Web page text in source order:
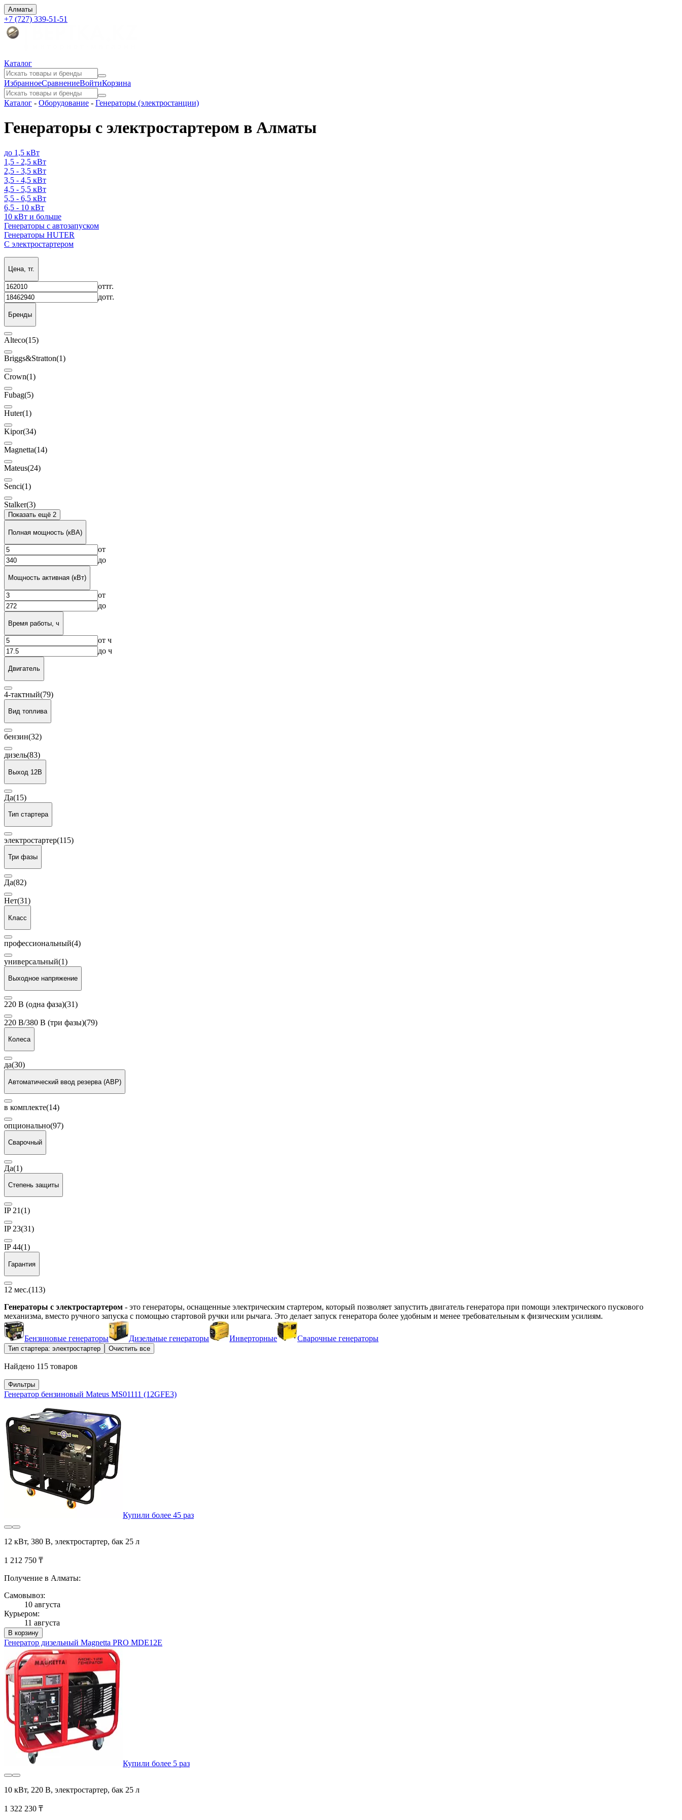
Алматы
+7 (727) 339-51-51
Каталог
ИзбранноеСравнениеВойтиКорзина
Каталог - Оборудование - Генераторы (электростанции)
Генераторы с электростартером в Алматы
до 1,5 кВт
1,5 - 2,5 кВт
2,5 - 3,5 кВт
3,5 - 4,5 кВт
4,5 - 5,5 кВт
5,5 - 6,5 кВт
6,5 - 10 кВт
10 кВт и больше
Генераторы с автозапуском
Генераторы HUTER
С электростартером
Цена, тг.
оттг.
дотг.
Бренды
Alteco(15)
Briggs&Stratton(1)
Crown(1)
Fubag(5)
Huter(1)
Kipor(34)
Magnetta(14)
Mateus(24)
Senci(1)
Stalker(3)
Показать ещё 2
Полная мощность (кВА)
от
до
Мощность активная (кВт)
от
до
Время работы, ч
от ч
до ч
Двигатель
4-тактный(79)
Вид топлива
бензин(32)
дизель(83)
Выход 12В
Да(15)
Тип стартера
электростартер(115)
Три фазы
Да(82)
Нет(31)
Класс
профессиональный(4)
универсальный(1)
Выходное напряжение
220 В (одна фаза)(31)
220 В/380 В (три фазы)(79)
Колеса
да(30)
Автоматический ввод резерва (АВР)
в комплекте(14)
опционально(97)
Сварочный
Да(1)
Степень защиты
IP 21(1)
IP 23(31)
IP 44(1)
Гарантия
12 мес.(113)
Генераторы с электростартером - это генераторы, оснащенные электрическим стартером, который позволяет запустить двигатель генератора при помощи электрического пускового
механизма, вместо ручного запуска с помощью стартовой ручки или рычага. Это делает запуск генератора более удобным и менее требовательным к физическим усилиям.
Бензиновые генераторы Дизельные генераторы Инверторные Сварочные генераторы
Тип стартера: электростартер Очистить все
Найдено 115 товаров
Фильтры
Генератор бензиновый Mateus MS01111 (12GFE3)
Купили более 45 раз
12 кВт, 380 В, электростартер, бак 25 л
1 212 750 ₸
Получение в Алматы:
Самовывоз:
10 августа
Курьером:
11 августа
В корзину
Генератор дизельный Magnetta PRO MDE12E
Купили более 5 раз
10 кВт, 220 В, электростартер, бак 25 л
1 322 230 ₸